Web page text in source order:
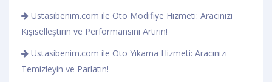
Ustasibenim.com ile Oto Modifiye Hizmeti: Aracınızı
Kişiselleştirin ve Performansını Artırın!
Ustasibenim.com ile Oto Yıkama Hizmeti: Aracınızı
Temizleyin ve Parlatın!